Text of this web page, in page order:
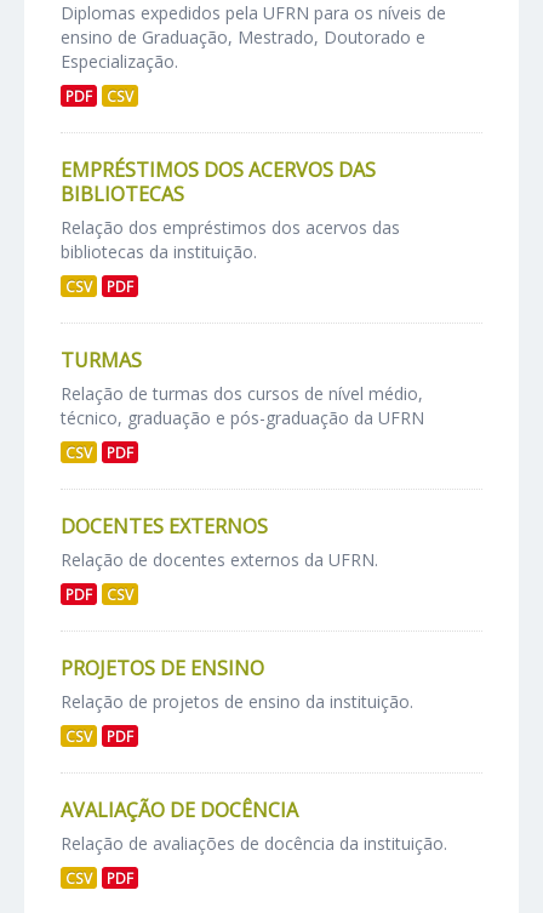
Diplomas expedidos pela UFRN para os níveis de
ensino de Graduação, Mestrado, Doutorado e
Especialização.
PDF CSV
EMPRÉSTIMOS DOS ACERVOS DAS
BIBLIOTECAS
Relação dos empréstimos dos acervos das
bibliotecas da instituição.
CSV PDF
TURMAS
Relação de turmas dos cursos de nível médio,
técnico, graduação e pós-graduação da UFRN
CSV PDF
DOCENTES EXTERNOS
Relação de docentes externos da UFRN.
PDF CSV
PROJETOS DE ENSINO
Relação de projetos de ensino da instituição.
CSV PDF
AVALIAÇÃO DE DOCÊNCIA
Relação de avaliações de docência da instituição.
CSV PDF